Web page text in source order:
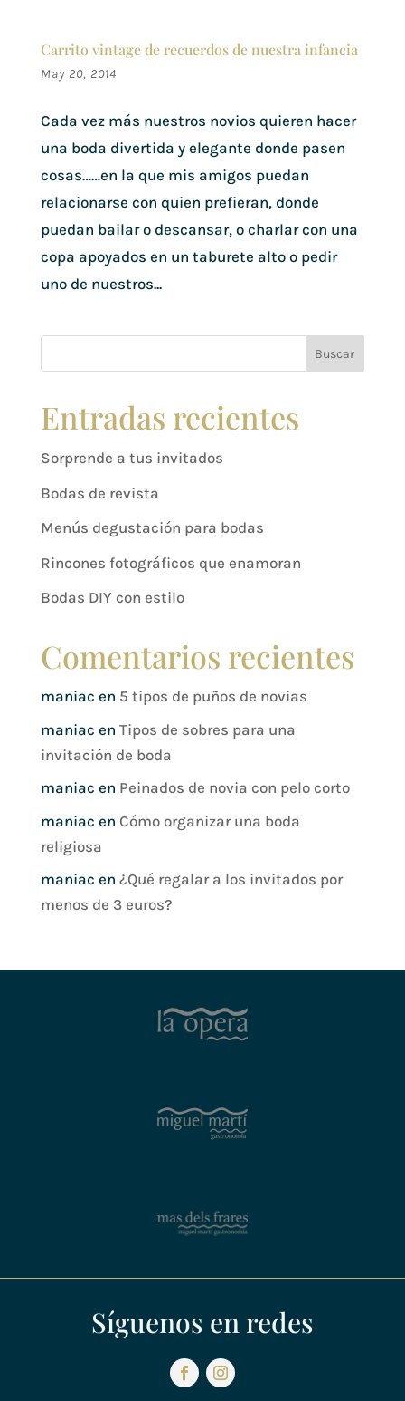
Carrito vintage de recuerdos de nuestra infancia
May 20, 2014
Cada vez más nuestros novios quieren hacer
una boda divertida y elegante donde pasen
cosas……en la que mis amigos puedan
relacionarse con quien prefieran, donde
puedan bailar o descansar, o charlar con una
copa apoyados en un taburete alto o pedir
uno de nuestros...
Buscar
Entradas recientes
Sorprende a tus invitados
Bodas de revista
Menús degustación para bodas
Rincones fotográficos que enamoran
Bodas DIY con estilo
Comentarios recientes
maniac en 5 tipos de puños de novias
maniac en Tipos de sobres para una
invitación de boda
maniac en Peinados de novia con pelo corto
maniac en Cómo organizar una boda
religiosa
maniac en ¿Qué regalar a los invitados por
menos de 3 euros?
Síguenos en redes